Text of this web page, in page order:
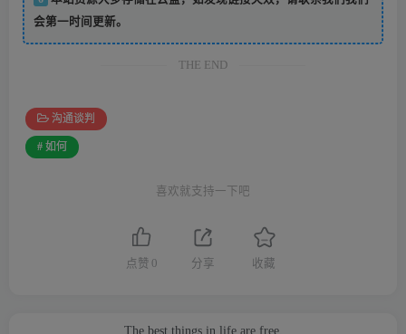
会第一时间更新。
THE END
沟通谈判
# 如何
喜欢就支持一下吧
点赞 0 分享 收藏
The best things in life are free.